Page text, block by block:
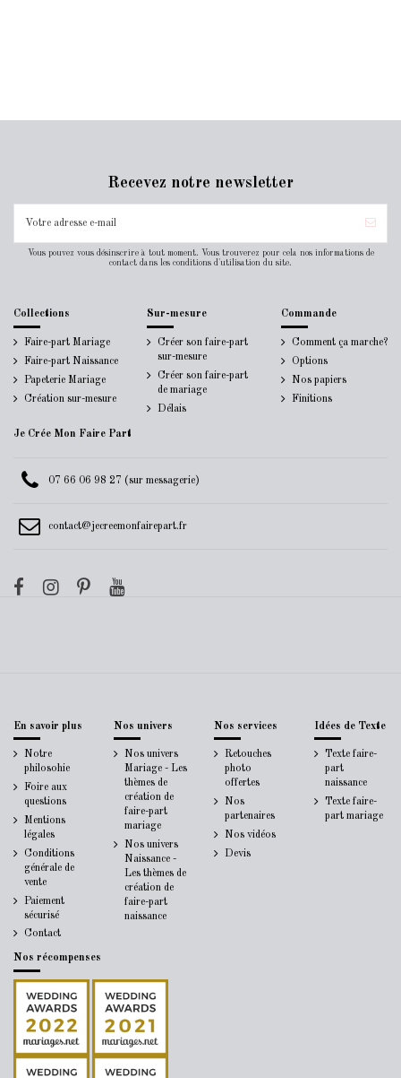
Recevez notre newsletter
Vous pouvez vous désinscrire à tout moment. Vous trouverez pour cela nos informations de
contact dans les conditions d'utilisation du site.
Collections
Faire-part Mariage
Faire-part Naissance
Papeterie Mariage
Création sur-mesure
Sur-mesure
Créer son faire-part
sur-mesure
Créer son faire-part
de mariage
Délais
Commande
Comment ça marche?
Options
Nos papiers
Finitions
Je Crée Mon Faire Part
07 66 06 98 27 (sur messagerie)
contact@jecreemonfairepart.fr
En savoir plus
Notre
philosohie
Foire aux
questions
Mentions
légales
Conditions
générale de
vente
Paiement
sécurisé
Contact
Nos univers
Nos univers
Mariage - Les
thèmes de
création de
faire-part
mariage
Nos univers
Naissance -
Les thèmes de
création de
faire-part
naissance
Nos services
Retouches
photo
offertes
Nos
partenaires
Nos vidéos
Devis
Idées de Texte
Texte faire-
part
naissance
Texte faire-
part mariage
Nos récompenses